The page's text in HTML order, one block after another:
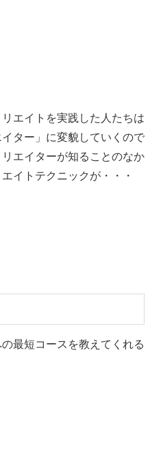
エイトを実践した人たちは
ター」に変貌していくので
エイターが知ることのなか
イトテクニックが・・・
最短コースを教えてくれる